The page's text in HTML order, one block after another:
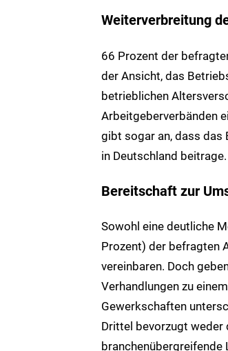
Weiterverbreitung
66 Prozent der
der Ansicht, das
betrieblichen
Arbeitgeberverbänden
gibt sogar an, dass das
in Deutschland beitrage.
Bereitschaft zur
Sowohl eine deutliche
Prozent) der befragten
vereinbaren. Doch
Verhandlungen zu
Gewerkschaften
Drittel bevorzugt weder
branchenübergreifende